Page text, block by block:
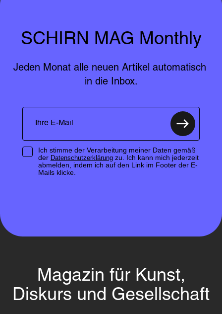
SCHIRN MAG Monthly
Jeden Monat alle neuen Artikel automatisch
in die Inbox.
Ich stimme der Verarbeitung meiner Daten gemäß
der Datenschutzerklärungzu. Ich kann mich jederzeit
abmelden, indem ich auf den Link im Footer der E-
Mails klicke.
Magazin für Kunst,
Diskurs und Gesellschaft